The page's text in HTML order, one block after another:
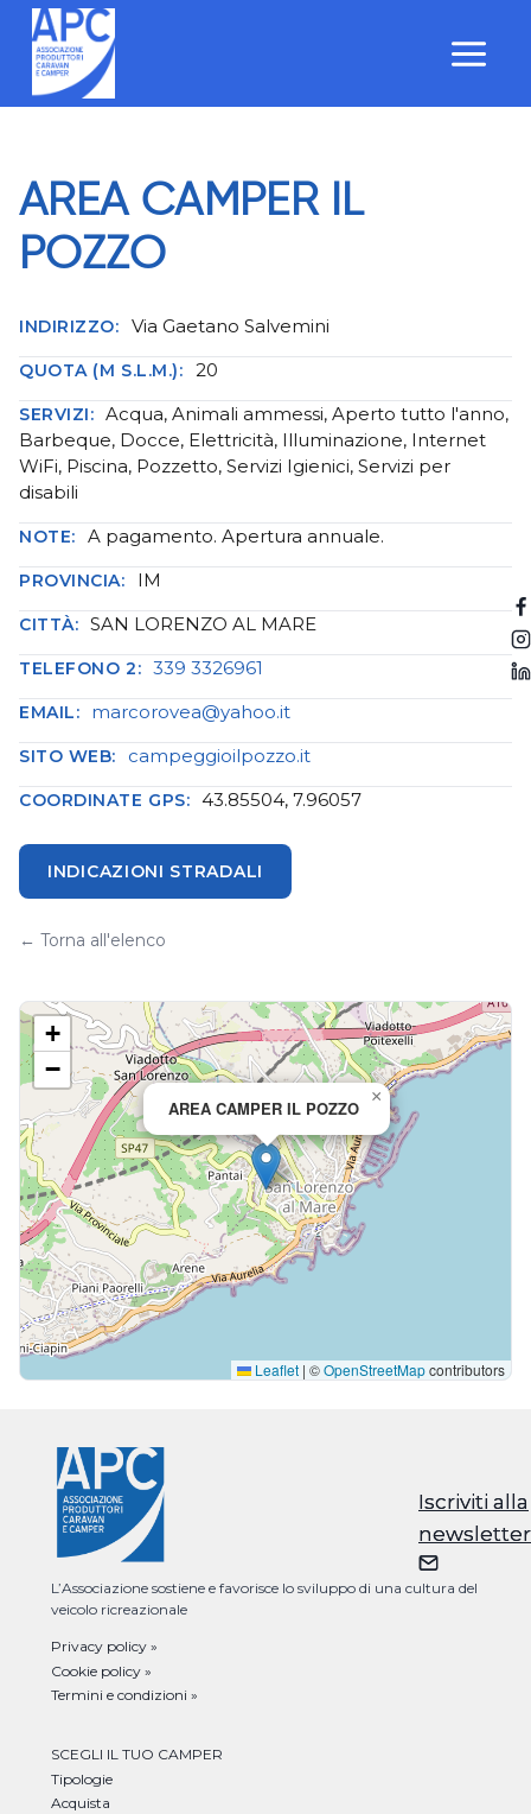
Salta
contenuto
Iscriviti alla
newsletter
AREA CAMPER IL
POZZO
INDIRIZZO: Via Gaetano Salvemini
QUOTA (M S.L.M.): 20
SERVIZI: Acqua, Animali ammessi, Aperto tutto l'anno,
Barbeque, Docce, Elettricità, Illuminazione, Internet
WiFi, Piscina, Pozzetto, Servizi Igienici, Servizi per
disabili
NOTE: A pagamento. Apertura annuale.
PROVINCIA: IM
CITTÀ: SAN LORENZO AL MARE
TELEFONO 2: 339 3326961
EMAIL: marcorovea@yahoo.it
SITO WEB: campeggioilpozzo.it
COORDINATE GPS: 43.85504, 7.96057
INDICAZIONI STRADALI
← Torna all'elenco
AREA CAMPER IL POZZO
×
+
−
Leaflet | ©OpenStreetMapcontributors
L’Associazione sostiene e favorisce lo sviluppo di una cultura del
veicolo ricreazionale
Privacy policy »
Cookie policy »
Termini e condizioni »
SCEGLI IL TUO CAMPER
Tipologie
Acquista
Iscriviti alla
newsletter